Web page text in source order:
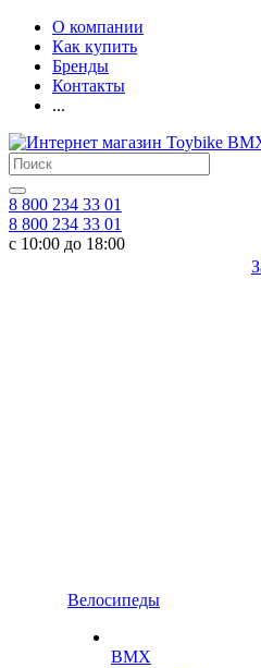
О компании
Как купить
Бренды
Контакты
...
8 800 234 33 01
8 800 234 33 01
с 10:00 до 18:00
Велосипеды
BMX